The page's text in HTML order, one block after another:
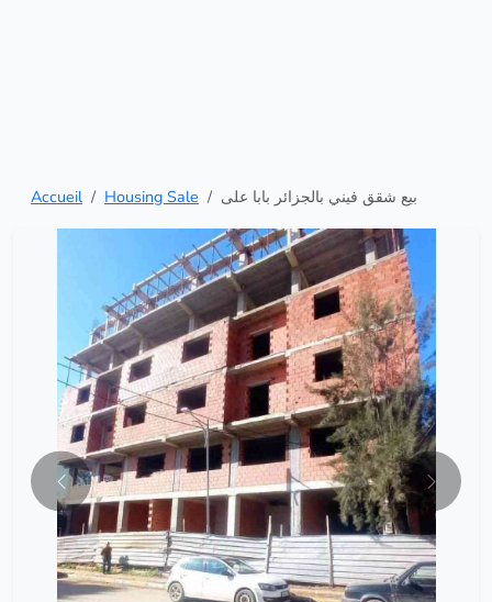
Accueil Housing Sale بيع شقق فيني بالجزائر بابا على